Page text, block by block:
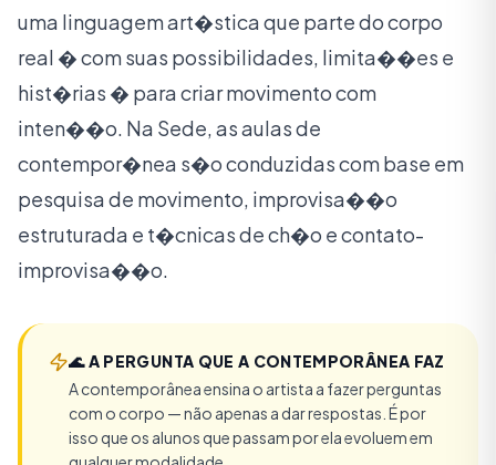
uma linguagem art�stica que parte do corpo
real � com suas possibilidades, limita��es e
hist�rias � para criar movimento com
inten��o. Na Sede, as aulas de
contempor�nea s�o conduzidas com base em
pesquisa de movimento, improvisa��o
estruturada e t�cnicas de ch�o e contato-
improvisa��o.
🌊A PERGUNTA QUE A CONTEMPORÂNEA FAZ
A contemporânea ensina o artista a fazer perguntas
com o corpo — não apenas a dar respostas. É por
isso que os alunos que passam por ela evoluem em